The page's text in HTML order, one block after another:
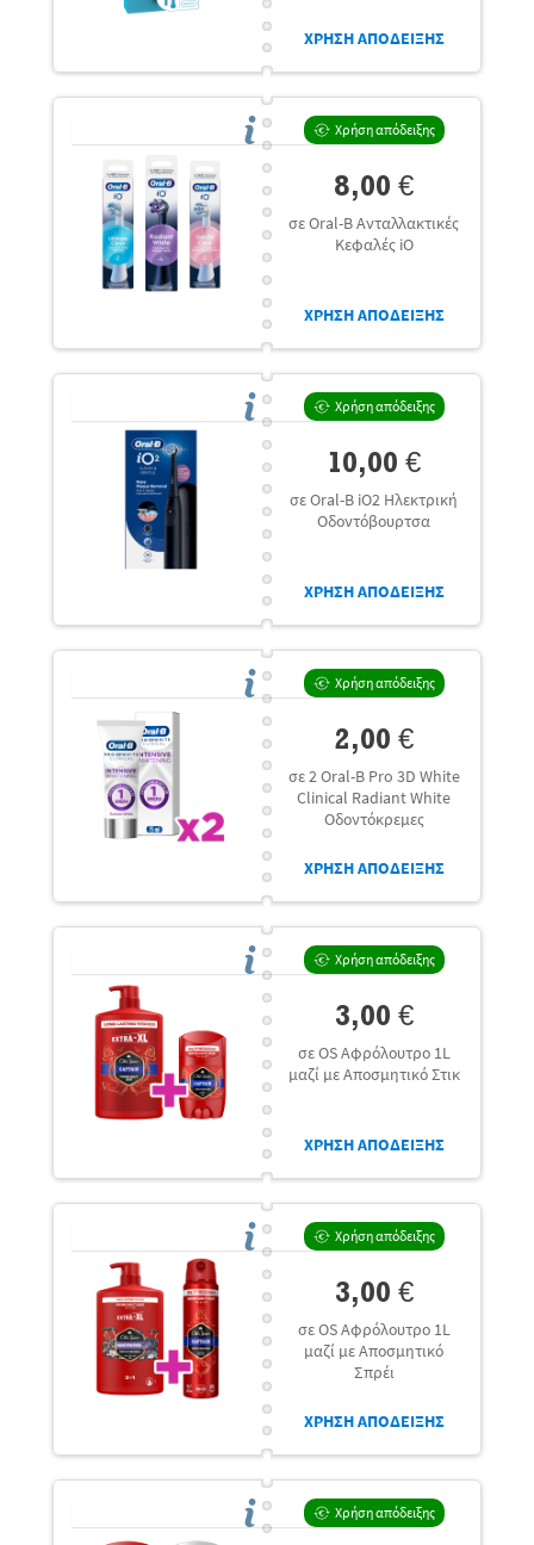
ΧΡΗΣΗ ΑΠΟΔΕΙΞΗΣ
Χρήση απόδειξης
8,00 €
σε Oral-B Ανταλλακτικές
Κεφαλές iO
ΧΡΗΣΗ ΑΠΟΔΕΙΞΗΣ
Χρήση απόδειξης
10,00 €
σε Oral-B iO2 Ηλεκτρική
Οδοντόβουρτσα
ΧΡΗΣΗ ΑΠΟΔΕΙΞΗΣ
Χρήση απόδειξης
2,00 €
σε 2 Oral-B Pro 3D White
Clinical Radiant White
Οδοντόκρεμες
ΧΡΗΣΗ ΑΠΟΔΕΙΞΗΣ
Χρήση απόδειξης
3,00 €
σε OS Αφρόλουτρο 1L
μαζί με Αποσμητικό Στικ
ΧΡΗΣΗ ΑΠΟΔΕΙΞΗΣ
Χρήση απόδειξης
3,00 €
σε OS Αφρόλουτρο 1L
μαζί με Αποσμητικό
Σπρέι
ΧΡΗΣΗ ΑΠΟΔΕΙΞΗΣ
Χρήση απόδειξης